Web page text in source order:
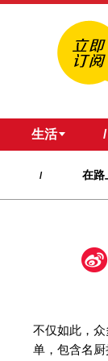
生活 /
/ 在路
不仅如此，
单，包含名